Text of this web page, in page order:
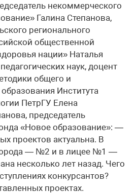
некоммерческого
Галина Степанова,
регионального
общественной
нации» Наталья
наук, доцент
общего и
Института
ПетрГУ Елена
председатель
«Новое образование»: —
проектов актуальна. В
— №2 и в лицее №1 —
несколько лет назад. Чего
конкурсантов?
проектах.